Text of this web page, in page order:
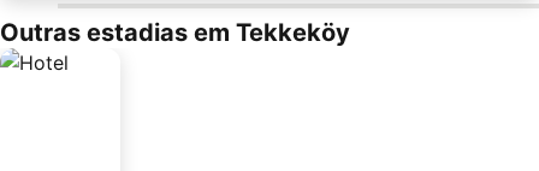
Outras estadias em Tekkeköy